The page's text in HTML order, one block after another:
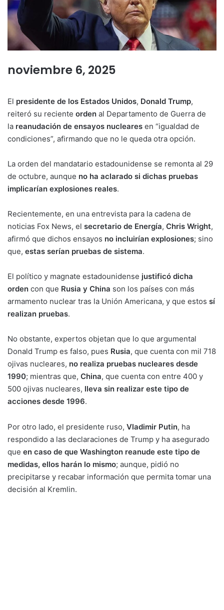
noviembre 6, 2025
El presidente de los Estados Unidos, Donald Trump,
reiteró su reciente orden al Departamento de Guerra de
la reanudación de ensayos nucleares en “igualdad de
condiciones”, afirmando que no le queda otra opción.
La orden del mandatario estadounidense se remonta al 29
de octubre, aunque no ha aclarado si dichas pruebas
implicarían explosiones reales.
Recientemente, en una entrevista para la cadena de
noticias Fox News, el secretario de Energía, Chris Wright,
afirmó que dichos ensayos no incluirían explosiones; sino
que, estas serían pruebas de sistema.
El político y magnate estadounidense justificó dicha
orden con que Rusia y China son los países con más
armamento nuclear tras la Unión Americana, y que estos sí
realizan pruebas.
No obstante, expertos objetan que lo que argumental
Donald Trump es falso, pues Rusia, que cuenta con mil 718
ojivas nucleares, no realiza pruebas nucleares desde
1990; mientras que, China, que cuenta con entre 400 y
500 ojivas nucleares, lleva sin realizar este tipo de
acciones desde 1996.
Por otro lado, el presidente ruso, Vladimir Putin, ha
respondido a las declaraciones de Trump y ha asegurado
que en caso de que Washington reanude este tipo de
medidas, ellos harán lo mismo; aunque, pidió no
precipitarse y recabar información que permita tomar una
decisión al Kremlin.